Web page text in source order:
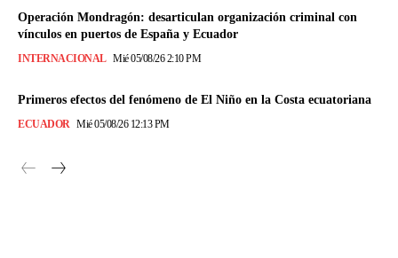
Operación Mondragón: desarticulan organización criminal con
vínculos en puertos de España y Ecuador
INTERNACIONAL Mié 05/08/26 2:10 PM
Primeros efectos del fenómeno de El Niño en la Costa ecuatoriana
ECUADOR Mié 05/08/26 12:13 PM